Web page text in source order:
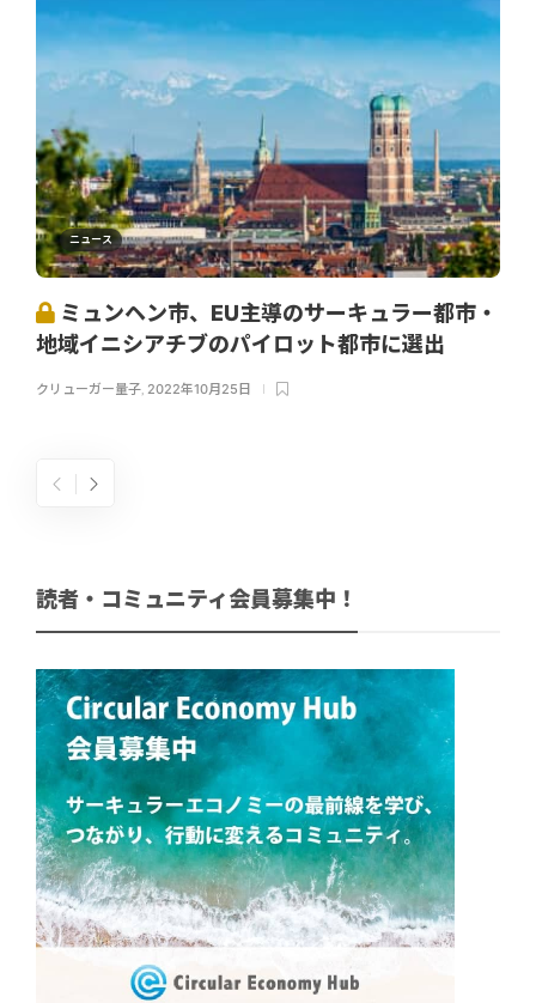
ニュース
ミュンヘン市、EU主導のサーキュラー都市・
地域イニシアチブのパイロット都市に選出
クリューガー量子, 2022年10月25日
読者・コミュニティ会員募集中！